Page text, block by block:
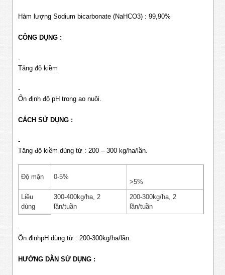
Hàm lượng Sodium bicarbonate (NaHCO3) : 99,90%
CÔNG DỤNG :
-
Tăng độ kiềm
-
Ổn định độ pH trong ao nuôi.
CÁCH SỬ DỤNG :
-
Tăng độ kiềm dùng từ : 200 – 300 kg/ha/lần.
Độ mặn 0-5%
>5%
Liều
dùng
300-400kg/ha, 2
lần/tuần
200-300kg/ha, 2
lần/tuần
-
Ổn địnhpH dùng từ : 200-300kg/ha/lần.
HƯỚNG DẪN SỬ DỤNG :